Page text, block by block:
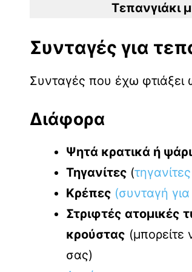
Τεπανγιάκι
Συνταγές για
Συνταγές που έχω
Διάφορα
Ψητά κρατικά ή
Τηγανίτες (
Κρέπες (συνταγή
Στριφτές ατομικές
κρούστας (μπορείτε
σας)